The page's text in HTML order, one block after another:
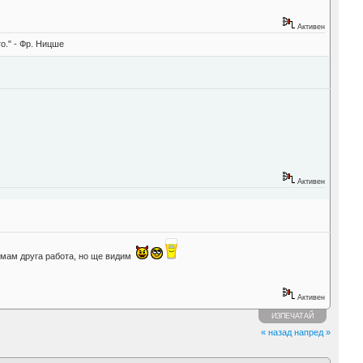
Активен
- Фр. Ницше
Активен
друга работа, но ще видим
Активен
ИЗПЕЧАТАЙ
« назад напред »